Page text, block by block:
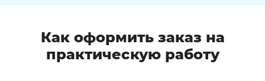
Как оформить заказ на
практическую работу